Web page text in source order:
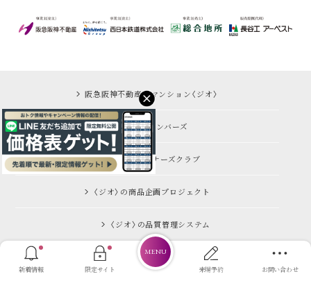
新着情報 限定サイト
MENU
来場予約
お問い合わせ
阪急阪神不動産のマンション〈ジオ〉
すまいのメンバーズ
阪急阪神オーナーズクラブ
〈ジオ〉の商品企画プロジェクト
〈ジオ〉の品質管理システム
© Hankyu Hanshin Properties Corp.